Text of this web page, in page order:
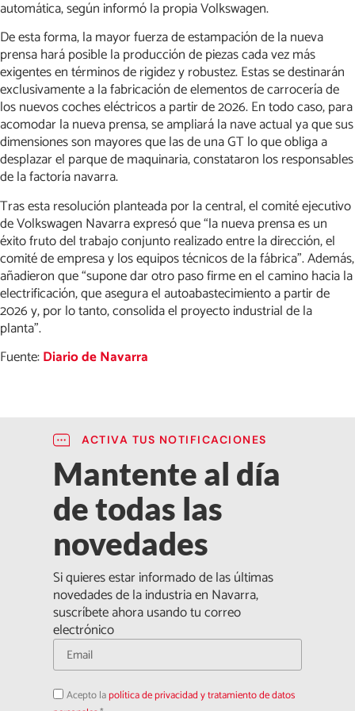
automática, según informó la propia Volkswagen.
De esta forma, la mayor fuerza de estampación de la nueva
prensa hará posible la producción de piezas cada vez más
exigentes en términos de rigidez y robustez. Estas se destinarán
exclusivamente a la fabricación de elementos de carrocería de
los nuevos coches eléctricos a partir de 2026. En todo caso, para
acomodar la nueva prensa, se ampliará la nave actual ya que sus
dimensiones son mayores que las de una GT lo que obliga a
desplazar el parque de maquinaria, constataron los responsables
de la factoría navarra.
Tras esta resolución planteada por la central, el comité ejecutivo
de Volkswagen Navarra expresó que “la nueva prensa es un
éxito fruto del trabajo conjunto realizado entre la dirección, el
comité de empresa y los equipos técnicos de la fábrica”. Además,
añadieron que “supone dar otro paso firme en el camino hacia la
electrificación, que asegura el autoabastecimiento a partir de
2026 y, por lo tanto, consolida el proyecto industrial de la
planta”.
Fuente:Diario de Navarra
ACTIVA TUS NOTIFICACIONES
Mantente al día
de todas las
novedades
Si quieres estar informado de las últimas
novedades de la industria en Navarra,
suscríbete ahora usando tu correo
electrónico
Acepto
la Acepto lapolítica de privacidad y tratamiento de datos